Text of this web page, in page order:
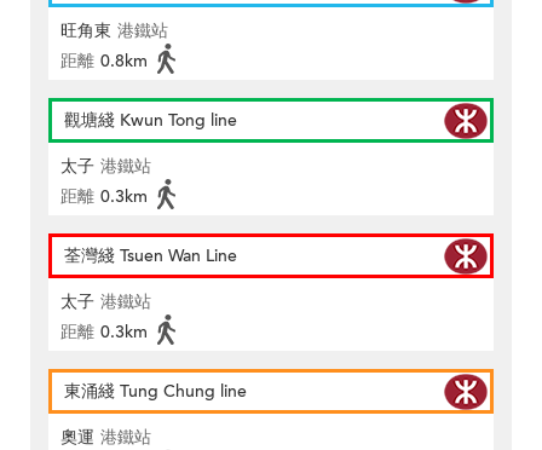
旺角東 港鐵站
距離 0.8km
觀塘綫 Kwun Tong line
太子 港鐵站
距離 0.3km
荃灣綫 Tsuen Wan Line
太子 港鐵站
距離 0.3km
東涌綫 Tung Chung line
奧運 港鐵站